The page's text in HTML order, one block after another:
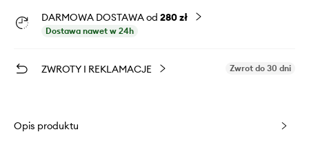
DARMOWA DOSTAWA od 280 zł
Dostawa nawet w 24h
ZWROTY I REKLAMACJE Zwrot do 30 dni
Opis produktu